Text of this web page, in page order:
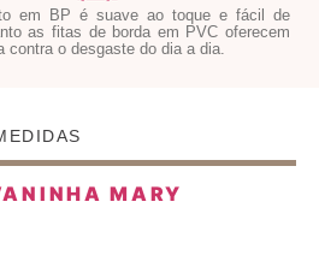
em BP é suave ao toque e fácil de
as fitas de borda em PVC oferecem
contra o desgaste do dia a dia.